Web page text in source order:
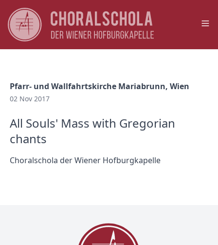
Pfarr- und Wallfahrtskirche Mariabrunn, Wien
02 Nov 2017
All Souls' Mass with Gregorian
chants
Choralschola der Wiener Hofburgkapelle